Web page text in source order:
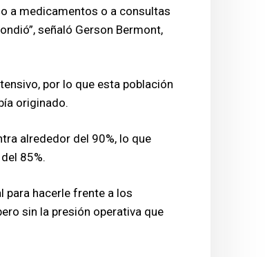
a medicamentos o a consultas
señaló Gerson Bermont,
por lo que esta población
originado.
alrededor del 90%, lo que
85%.
para hacerle frente a los
sin la presión operativa que